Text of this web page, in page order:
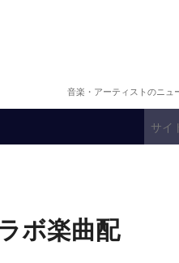
音楽・アーティストのニュ
ボ楽曲配